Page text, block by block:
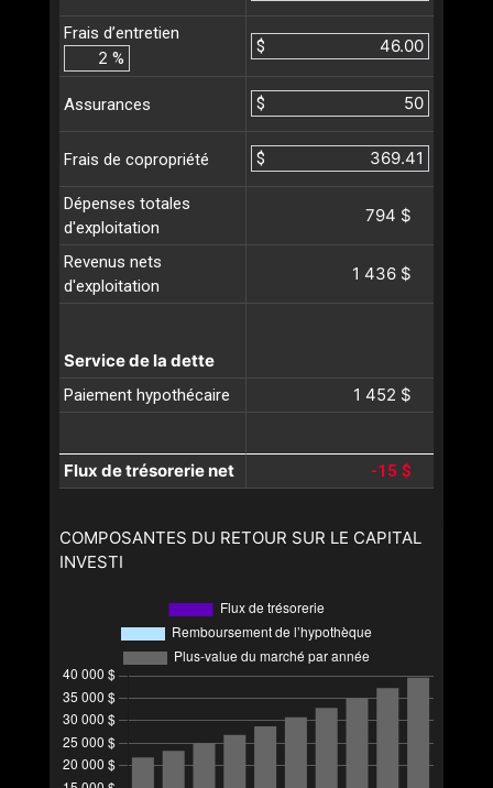
Frais d’entretien
%
$
Assurances $
Frais de copropriété $
Dépenses totales
d'exploitation
794 $
Revenus nets
d'exploitation
1 436 $
Service de la dette
Paiement hypothécaire 1 452 $
Flux de trésorerie net -15 $
COMPOSANTES DU RETOUR SUR LE CAPITAL
INVESTI